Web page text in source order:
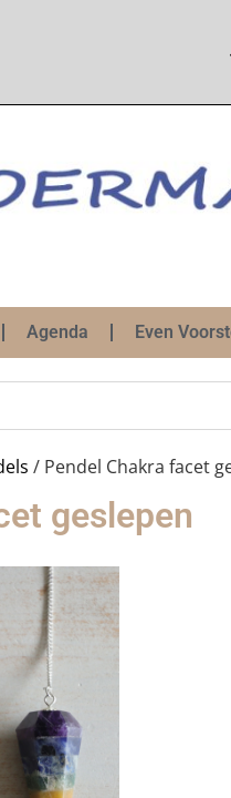
Agenda Even
/ Pendel Chakra facet
geslepen